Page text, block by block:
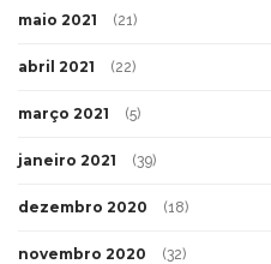
maio 2021 (21)
abril 2021 (22)
março 2021 (5)
janeiro 2021 (39)
dezembro 2020 (18)
novembro 2020 (32)